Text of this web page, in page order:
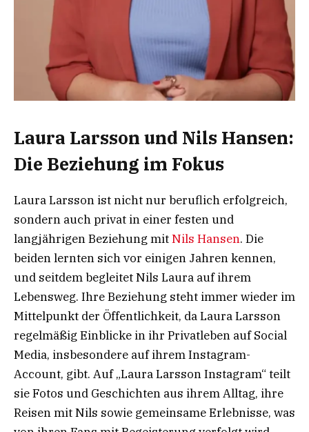
Laura Larsson und Nils Hansen:
Die Beziehung im Fokus
Laura Larsson ist nicht nur beruflich erfolgreich,
sondern auch privat in einer festen und
langjährigen Beziehung mitNils Hansen. Die
beiden lernten sich vor einigen Jahren kennen,
und seitdem begleitet Nils Laura auf ihrem
Lebensweg. Ihre Beziehung steht immer wieder im
Mittelpunkt der Öffentlichkeit, da Laura Larsson
regelmäßig Einblicke in ihr Privatleben auf Social
Media, insbesondere auf ihrem Instagram-
Account, gibt. Auf „Laura Larsson Instagram“ teilt
sie Fotos und Geschichten aus ihrem Alltag, ihre
Reisen mit Nils sowie gemeinsame Erlebnisse, was